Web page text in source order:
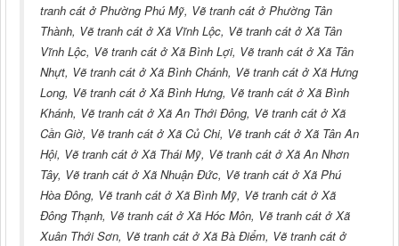
tranh cát ở Phường Phú Mỹ, Vẽ tranh cát ở Phường Tân
Thành, Vẽ tranh cát ở Xã Vĩnh Lộc, Vẽ tranh cát ở Xã Tân
Vĩnh Lộc, Vẽ tranh cát ở Xã Bình Lợi, Vẽ tranh cát ở Xã Tân
Nhựt, Vẽ tranh cát ở Xã Bình Chánh, Vẽ tranh cát ở Xã Hưng
Long, Vẽ tranh cát ở Xã Bình Hưng, Vẽ tranh cát ở Xã Bình
Khánh, Vẽ tranh cát ở Xã An Thới Đông, Vẽ tranh cát ở Xã
Cần Giờ, Vẽ tranh cát ở Xã Củ Chi, Vẽ tranh cát ở Xã Tân An
Hội, Vẽ tranh cát ở Xã Thái Mỹ, Vẽ tranh cát ở Xã An Nhơn
Tây, Vẽ tranh cát ở Xã Nhuận Đức, Vẽ tranh cát ở Xã Phú
Hòa Đông, Vẽ tranh cát ở Xã Bình Mỹ, Vẽ tranh cát ở Xã
Đông Thạnh, Vẽ tranh cát ở Xã Hóc Môn, Vẽ tranh cát ở Xã
Xuân Thới Sơn, Vẽ tranh cát ở Xã Bà Điểm, Vẽ tranh cát ở